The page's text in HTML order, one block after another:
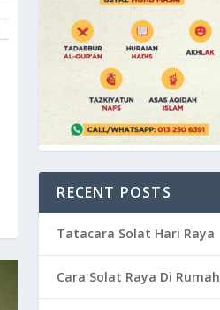
RECENT POSTS
Tatacara Solat Hari Raya
Cara Solat Raya Di Rumah